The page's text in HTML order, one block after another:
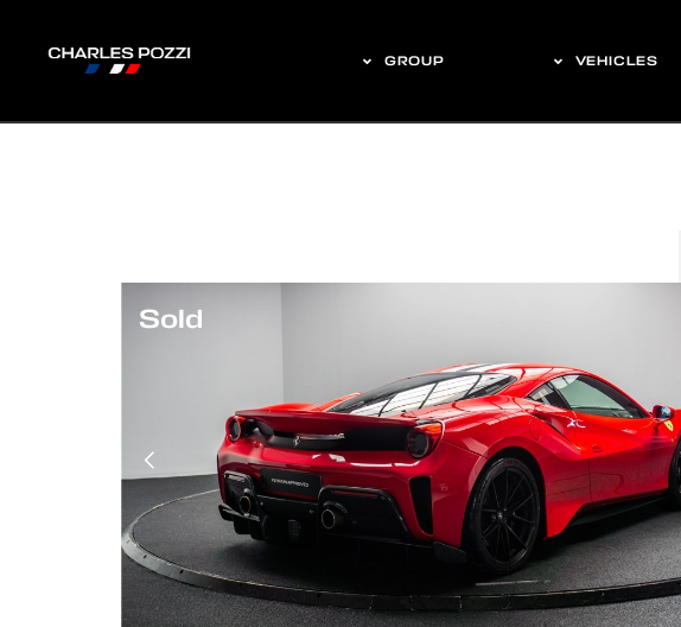
GROUP VEHICLES
Sold